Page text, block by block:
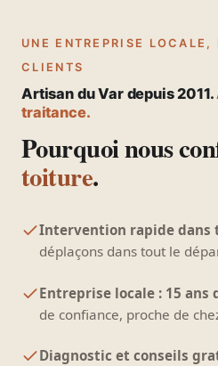
UNE ENTREPRISE LOCALE,
CLIENTS
Artisan du Var depuis 2011.
traitance.
Pourquoi nous
toiture.
Intervention rapide dans
déplaçons dans tout le
Entreprise locale : 15 ans
de confiance, proche de
Diagnostic et conseils